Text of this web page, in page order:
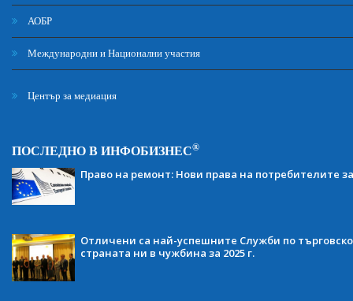
АОБР
Международни и Национални участия
Център за медиация
ПОСЛЕДНО В ИНФОБИЗНЕС®
Право на ремонт: Нови права на потребителите
Отличени са най-успешните Служби по
страната ни в чужбина за 2025 г.